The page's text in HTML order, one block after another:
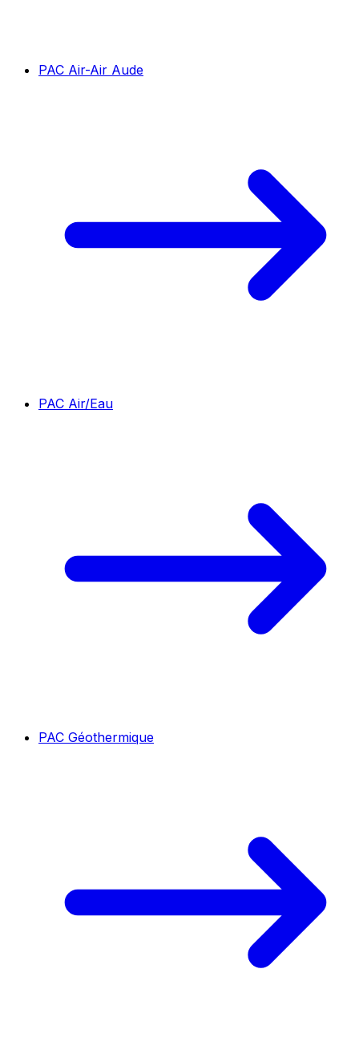
PAC Air-Air Aude
PAC Air/Eau
PAC Géothermique